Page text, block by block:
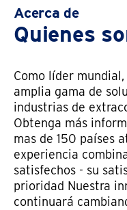
Acerca de
Quienes
Como líder
amplia gama de
industrias de
Obtenga más
mas de 150 países
experiencia
satisfechos - su
prioridad Nuestra
continuará